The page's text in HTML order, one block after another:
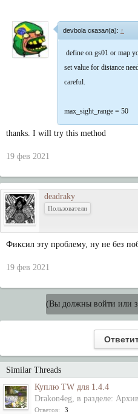
devbola сказал(а): ↑
define on gs01 or map
set value for distance
careful.
max_sight_range = 50
thanks. I will try this method
19 фев 2021
deadraky
Пользователи
Фиксил эту проблему, ну не без
19 фев 2021
(Вы должны войти или
Similar Threads
Куплю TW для 1.4.4
Drakon4eg, в разделе: Архив
Ответов: 3